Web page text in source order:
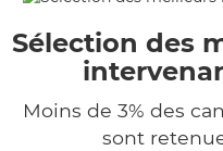
Sélection des
Moins de 3% des
sont